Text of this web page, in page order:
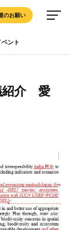
のお願い
ベント
紹介 愛